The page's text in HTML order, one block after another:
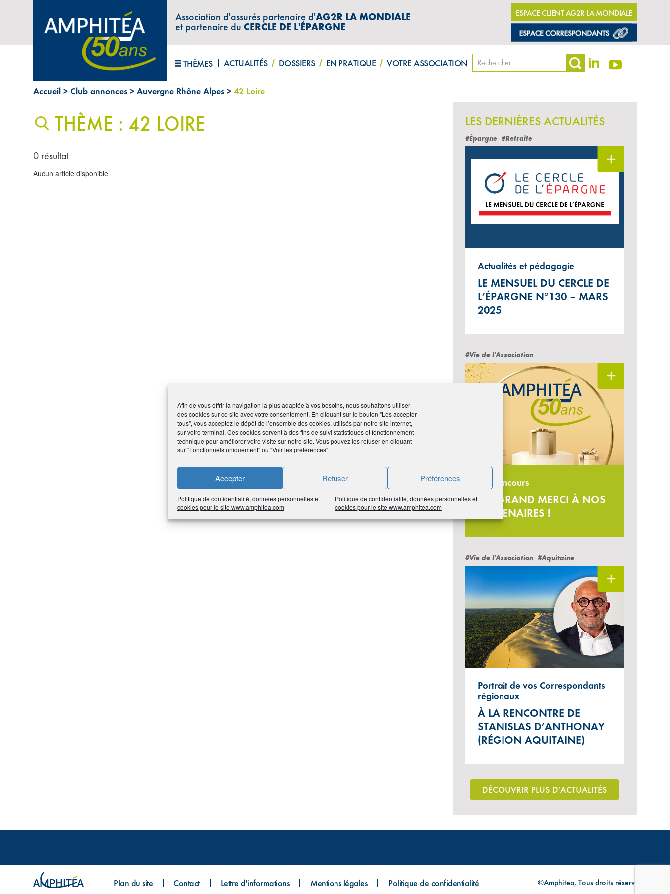
Afin de vous offrir la navigation la plus adaptée à vos besoins, nous souhaitons utiliser
des cookies sur ce site avec votre consentement. En cliquant sur le bouton "Les accepter
tous", vous acceptez le dépôt de l’ensemble des cookies, utilisés par notre site internet,
sur votre terminal. Ces cookies servent à des fins de suivi statistiques et fonctionnement
technique pour améliorer votre visite sur notre site. Vous pouvez les refuser en cliquant
sur "Fonctionnels uniquement" ou "Voir les préférences"
Accepter Refuser Préférences
Politique de confidentialité, données personnelles et
cookies pour le site www.amphitea.com
Politique de confidentialité, données personnelles et
cookies pour le site www.amphitea.com
Association d'assurés partenaire d'AG2R LA MONDIALE
et partenaire duCERCLE DE L'ÉPARGNE
ESPACE CLIENT AG2R LA MONDIALE
THÈMES ACTUALITÉS DOSSIERS EN PRATIQUE VOTRE ASSOCIATION
Accueil > Club annonces > Auvergne Rhône Alpes > 42 Loire
THÈME : 42 LOIRE
0 résultat
Aucun article disponible
LES DERNIÈRES ACTUALITÉS
#Épargne #Retraite
Actualités et pédagogie
LE MENSUEL DU CERCLE DE
L’ÉPARGNE N°130 – MARS
2025
#Vie de l'Association
Jeu-concours
UN GRAND MERCI À NOS
PARTENAIRES !
#Vie de l'Association #Aquitaine
Portrait de vos Correspondants
régionaux
À LA RENCONTRE DE
STANISLAS D’ANTHONAY
(RÉGION AQUITAINE)
DÉCOUVRIR PLUS D'ACTUALITÉS
Plan du site Contact Lettre d'informations Mentions légales Politique de confidentialité ©Amphitea, Tous droits réservés